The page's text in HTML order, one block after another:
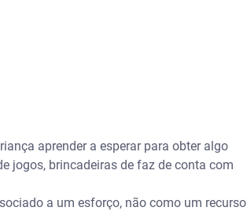
aprender a esperar para obter algo
jogos, brincadeiras de faz de conta com
a um esforço, não como um recurso